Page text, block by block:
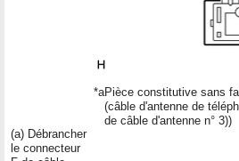
(a) Débrancher
le connecteur
*aPièce constitutive sans
(câble d'antenne de
de câble d'antenne n° 3))